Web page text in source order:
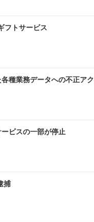
フトサービス
種業務データへの不正ア
ビスの一部が停止
捕